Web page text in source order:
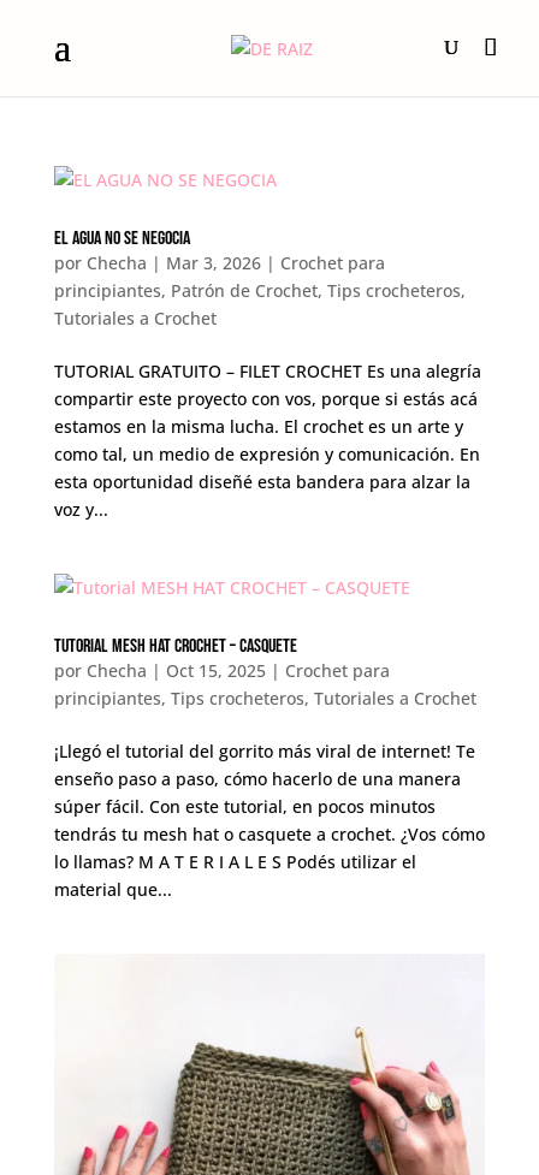
EL AGUA NO SE NEGOCIA
por Checha | Mar 3, 2026| Crochet para
principiantes, Patrón de Crochet, Tips crocheteros,
Tutoriales a Crochet
TUTORIAL GRATUITO – FILET CROCHET Es una alegría
compartir este proyecto con vos, porque si estás acá
estamos en la misma lucha. El crochet es un arte y
como tal, un medio de expresión y comunicación. En
esta oportunidad diseñé esta bandera para alzar la
voz y...
Tutorial MESH HAT CROCHET – CASQUETE
por Checha | Oct 15, 2025| Crochet para
principiantes, Tips crocheteros, Tutoriales a Crochet
¡Llegó el tutorial del gorrito más viral de internet! Te
enseño paso a paso, cómo hacerlo de una manera
súper fácil. Con este tutorial, en pocos minutos
tendrás tu mesh hat o casquete a crochet. ¿Vos cómo
lo llamas? M A T E R I A L E S Podés utilizar el
material que...